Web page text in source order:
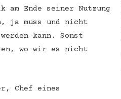
Ende seiner Nutzung
ja muss und nicht
kann. Sonst
wo wir es nicht
Chef eines